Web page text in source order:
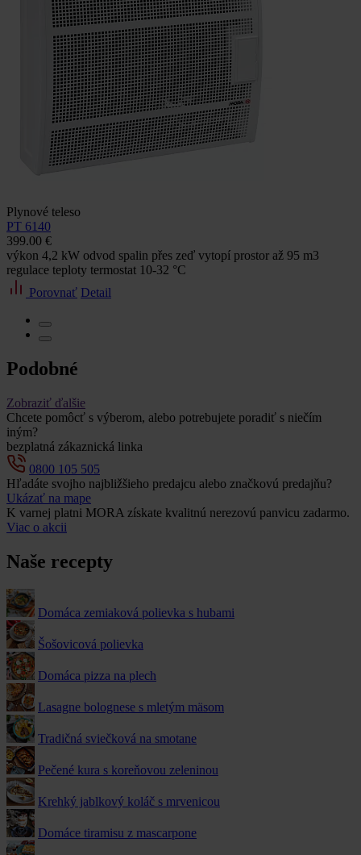
Plynové teleso
PT 6140
399.00 €
výkon 4,2 kW odvod spalin přes zeď vytopí prostor až 95 m3
regulace teploty termostat 10-32 °C
Porovnať Detail
Podobné
Zobraziť ďalšie
Chcete pomôcť s výberom, alebo potrebujete poradiť s niečím
iným?
bezplatná zákaznická linka
0800 105 505
Hľadáte svojho najbližšieho predajcu alebo značkovú predajňu?
Ukázať na mape
K varnej platni MORA získate kvalitnú nerezovú panvicu zadarmo.
Viac o akcii
Naše recepty
Domáca zemiaková polievka s hubami
Šošovicová polievka
Domáca pizza na plech
Lasagne bolognese s mletým mäsom
Tradičná sviečková na smotane
Pečené kura s koreňovou zeleninou
Krehký jablkový koláč s mrvenicou
Domáce tiramisu z mascarpone